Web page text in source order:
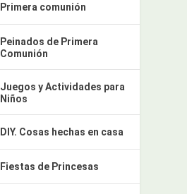
Primera comunión
Peinados de Primera
Comunión
Juegos y Actividades para
Niños
DIY. Cosas hechas en casa
Fiestas de Princesas